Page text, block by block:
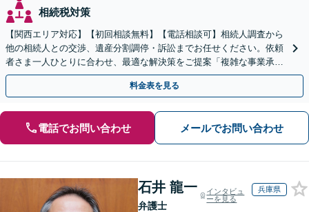
相続税対策
【関西エリア対応】【初回相談無料】【電話相談可】相続人調査から
他の相続人との交渉、遺産分割調停・訴訟までお任せください。依頼
者さま一人ひとりに合わせ、最適な解決策をご提案「複雑な事業承
継、不動産相続など」【完全個室対応】【休日・夜間相談可】
料金表を見る
電話でお問い合わせ メールでお問い合わせ
石井 龍一
弁護士
インタビュ
ーを見る
兵庫県